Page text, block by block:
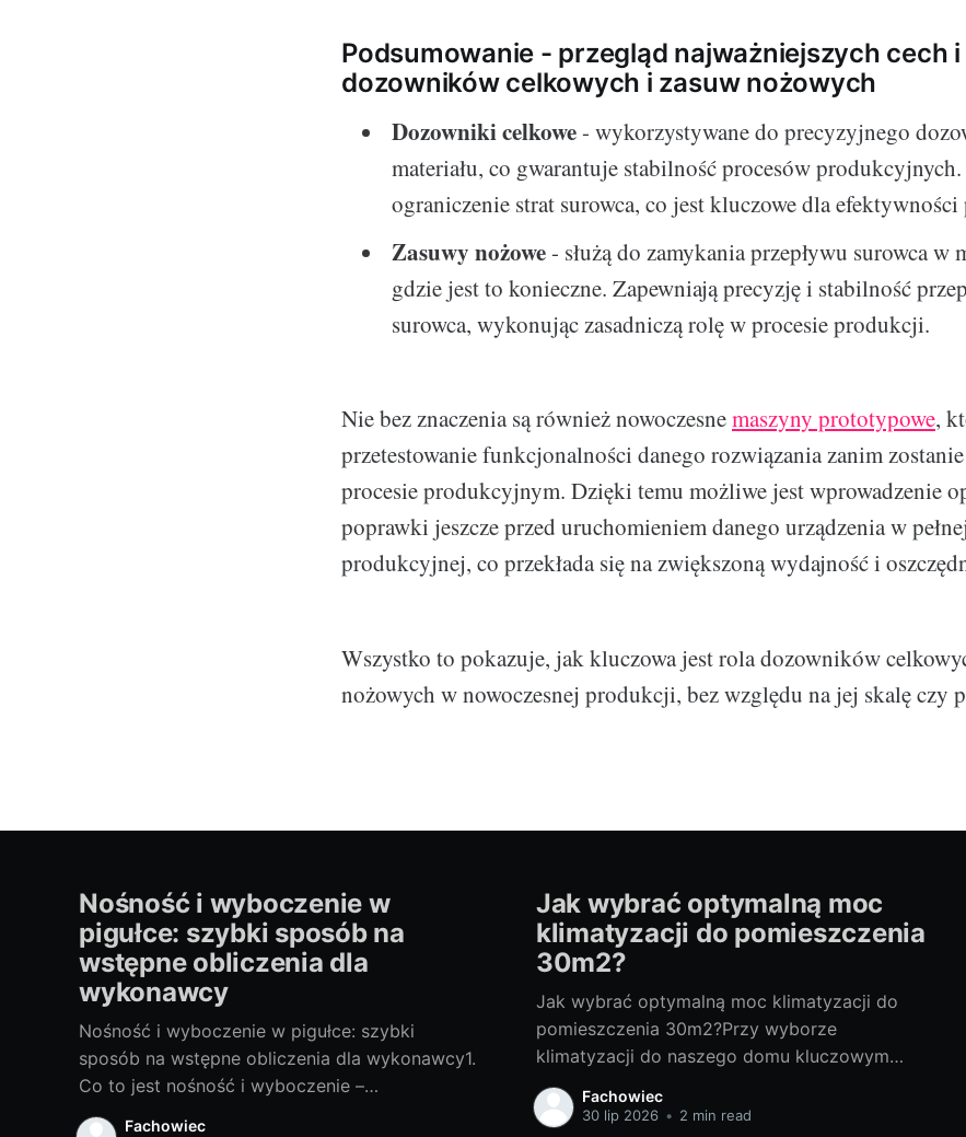
Podsumowanie - przegląd najważniejszych cech
dozowników celkowych i zasuw nożowych
Dozowniki celkowe- wykorzystywane do precyzyjnego
materiału, co gwarantuje stabilność procesów produkcyjnych.
ograniczenie strat surowca, co jest kluczowe dla
Zasuwy nożowe- służą do zamykania przepływu surowca w
gdzie jest to konieczne. Zapewniają precyzję i stabilność
surowca, wykonując zasadniczą rolę w procesie produkcji.
Nie bez znaczenia są również nowoczesnemaszyny prototypowe,
przetestowanie funkcjonalności danego rozwiązania zanim
procesie produkcyjnym. Dzięki temu możliwe jest wprowadzenie
poprawki jeszcze przed uruchomieniem danego urządzenia w
produkcyjnej, co przekłada się na zwiększoną wydajność i
Wszystko to pokazuje, jak kluczowa jest rola dozowników
nożowych w nowoczesnej produkcji, bez względu na jej skalę czy
Nośność i wyboczenie w
pigułce: szybki sposób na
wstępne obliczenia dla
wykonawcy
Nośność i wyboczenie w pigułce: szybki
sposób na wstępne obliczenia dla wykonawcy1.
Co to jest nośność i wyboczenie –
najważniejsze pojęcia bez żargonuNośność
Fachowiec
Jak wybrać optymalną moc
klimatyzacji do pomieszczenia
30m2?
Jak wybrać optymalną moc klimatyzacji do
pomieszczenia 30m2?Przy wyborze
klimatyzacji do naszego domu kluczowym
pytaniem, które powinniśmy sobie zadać jest,
jaki klimatyzator na 30m2 będzie idealny?
Fachowiec
30 lip 2026 • 2 min read